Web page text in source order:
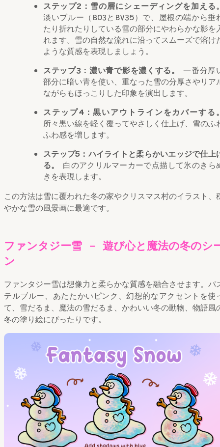
ステップ2：雪の層にシェーディングを加える
淡いブルー（B03とBV35）で、屋根の端から垂
たり折れたりしている雪の部分にやわらかな影を
れます。雪の自然な流れに沿ってスムーズで溶け
ような質感を表現しましょう。
ステップ3：濃い青で影を濃くする。一番分厚
部分に暗い青を使い、重なった雪の分厚さやリア
ながらもほっこりした印象を演出します。
ステップ4：黒いアウトラインをカバーする
所々黒い線を軽く覆ってやさしく仕上げ、雪のふ
ふわ感を増します。
ステップ5：ハイライトと柔らかいエッジで仕上
る。 白のアクリルマーカーで点描して氷のきら
きを表現します。
この方法は雪に覆われた冬の家やクリスマス村のイラスト、
やかな雪の風景画に最適です。
ファンタジー雪 － 遊び心と魔法の冬のシ
ン
ファンタジー雪は想像力と柔らかな質感を融合させます。パ
テルブルー、あたたかいピンク、幻想的なアクセントを使
て、雪だるま、魔法の雪だるま、かわいい冬の動物、物語風
冬の塗り絵にぴったりです。